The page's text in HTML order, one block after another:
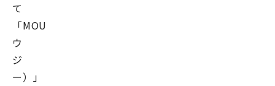
て
「MOUSSY（マ
ウ
ジ
ー）」